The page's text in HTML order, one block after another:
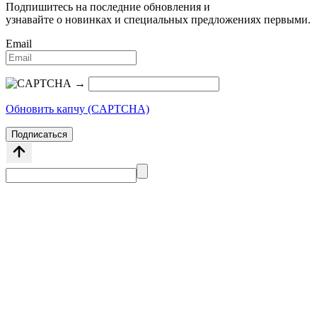
Подпишитесь на последние обновления и
узнавайте о новинках и специальных предложениях первыми.
Email
→
Обновить капчу (CAPTCHA)
Подписаться